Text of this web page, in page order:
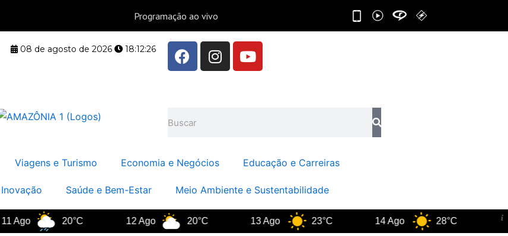
08 de agosto de 2026 18:12:27
F
a
o
I
n
m
Y
o
Viagens e Turismo Economia e Negócios Educação e Carreiras
Saúde e Bem-Estar Meio Ambiente e Sustentabilidade
20°C 12 Ago 20°C 13 Ago 23°C 14 Ago 28°C Rio